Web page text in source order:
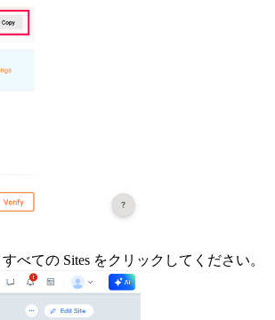
すべての Sites をクリックしてください。